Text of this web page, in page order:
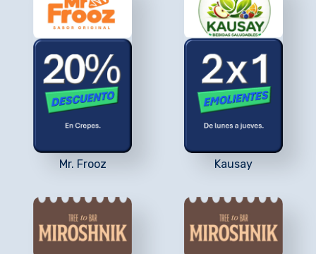
Mr. Frooz Kausay